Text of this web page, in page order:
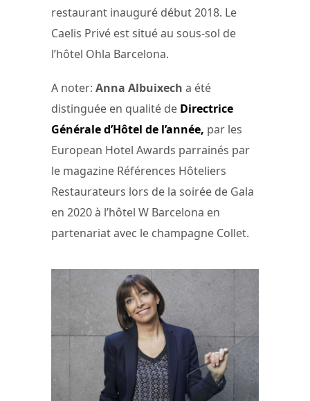
restaurant inauguré début 2018. Le
Caelis Privé est situé au sous-sol de
l’hôtel Ohla Barcelona.
A noter: Anna Albuixech a été
distinguée en qualité de Directrice
Générale d’Hôtel de l’année, par les
European Hotel Awards parrainés par
le magazine Références Hôteliers
Restaurateurs lors de la soirée de Gala
en 2020 à l’hôtel W Barcelona en
partenariat avec le champagne Collet.